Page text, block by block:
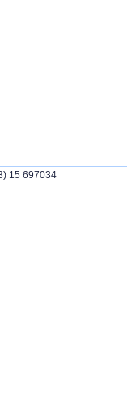
15 697034 |